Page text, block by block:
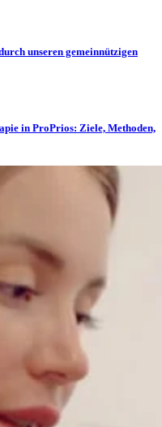
unseren gemeinnützigen
in ProPrios: Ziele, Methoden,